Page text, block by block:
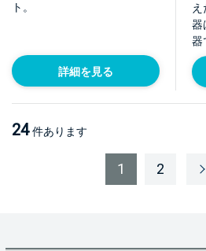
ト。
詳細を見る
器
器
24 件あります
1 2